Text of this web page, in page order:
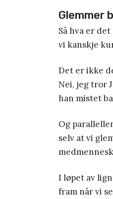
Glemmer
Så hva er
vi kanskje
Det er ikke
Nei, jeg tror
han mistet
Og
selv at vi
I løpet av
fram når vi